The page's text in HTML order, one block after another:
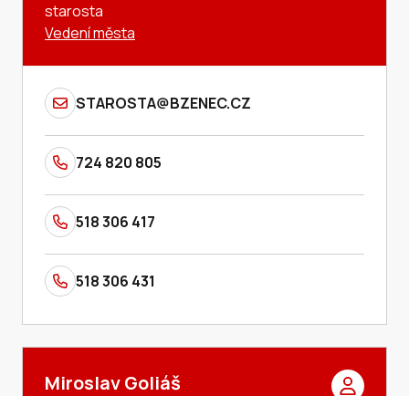
starosta
Vedení města
STAROSTA@BZENEC.CZ
724 820 805
518 306 417
518 306 431
Miroslav Goliáš